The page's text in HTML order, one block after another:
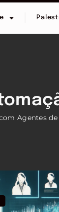
Agentes de